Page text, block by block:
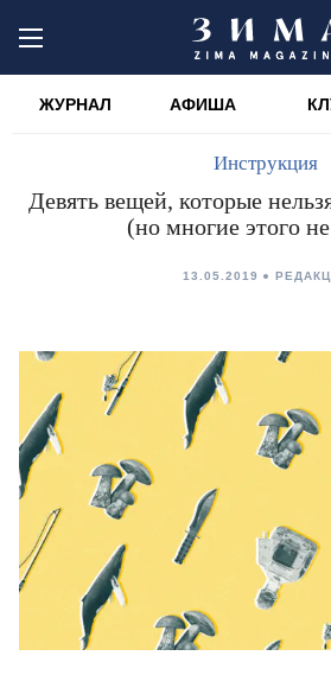
ЖУРНАЛ АФИША
Инструкция
Девять вещей, которые
(но многие этого
13.05.2019